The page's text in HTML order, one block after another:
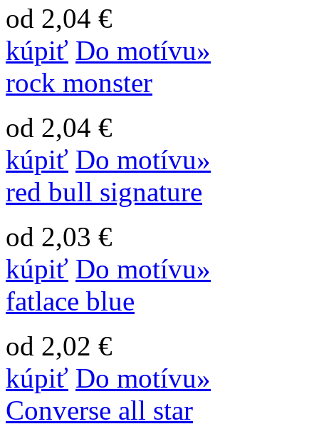
od 2,04 €
kúpiť Do motívu»
rock monster
od 2,04 €
kúpiť Do motívu»
red bull signature
od 2,03 €
kúpiť Do motívu»
fatlace blue
od 2,02 €
kúpiť Do motívu»
Converse all star